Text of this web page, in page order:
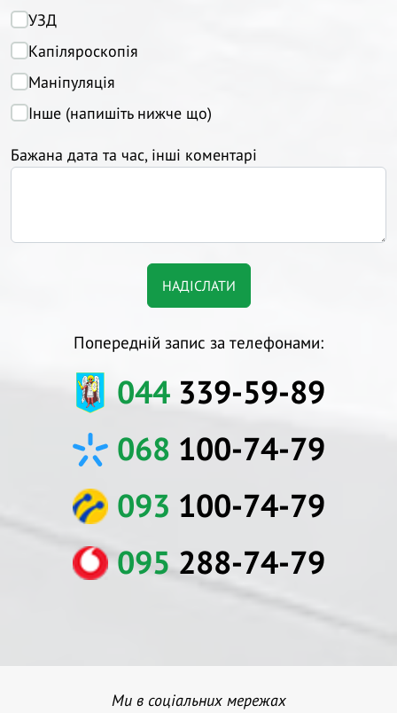
УЗД
Капіляроскопія
Маніпуляція
Інше (напишіть нижче що)
Бажана дата та час, інші коментарі
Попередній запис за телефонами:
044339-59-89
068 100-74-79
093 100-74-79
095 288-74-79
Ми в соціальних мережах